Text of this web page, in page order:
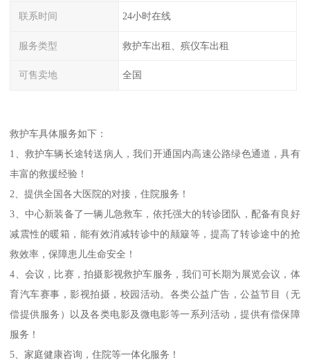
联系时间 24小时在线
服务类型 救护车出租、殡仪车出租
可售卖地 全国
救护车具体服务如下：
1、救护车辆长途转送病人，我们开通国内高速公路绿色通道，具有
丰富的救援经验！
2、提供全国各大医院的对接，住院服务！
3、中心新装备了一辆儿急救车，依托强大的转诊团队，配备有良好
减震性的暖箱，能有效消减转诊中的颠簸等，提高了转诊途中的抢
救效率，保障患儿生命安全！
4、会议，比赛，拍摄影视救护车服务，我们可长期为展览会议，体
育汽车赛事，影视拍摄，校园活动。各类公益广告，公益节目（无
偿提供服务）以及各类电影及微电影等一系列活动，提供有偿保障
服务！
5、家庭健康咨询，住院等一体化服务！